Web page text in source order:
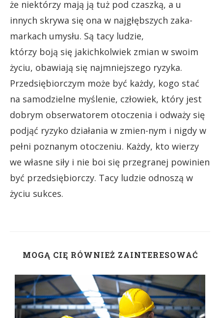
że niektórzy mają ją tuż pod czaszką, a u
innych skrywa się ona w najgłębszych zaka-
markach umysłu. Są tacy ludzie,
którzy boją się jakichkolwiek zmian w swoim
życiu, obawiają się najmniejszego ryzyka.
Przedsiębiorczym może być każdy, kogo stać
na samodzielne myślenie, człowiek, który jest
dobrym obserwatorem otoczenia i odważy się
podjąć ryzyko działania w zmien-nym i nigdy w
pełni poznanym otoczeniu. Każdy, kto wierzy
we własne siły i nie boi się przegranej powinien
być przedsiębiorczy. Tacy ludzie odnoszą w
życiu sukces.
MOGĄ CIĘ RÓWNIEŻ ZAINTERESOWAĆ